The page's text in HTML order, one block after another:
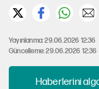
Yayınlanma: 29.06.2026 12:36
Güncelleme: 29.06.2026 12:36
Haberlerini